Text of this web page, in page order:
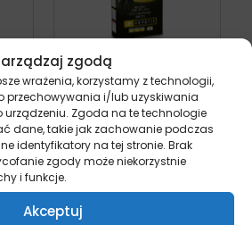
zgodą
wrażenia, korzystamy z technologii,
przechowywania i/lub uzyskiwania
Zgoda na te technologie
dane, takie jak zachowanie podczas
identyfikatory na tej stronie. Brak
zgody może niekorzystnie
i funkcje.
Akceptuj
Purina HP Hepatic –
sucha karma dla
psa 3kg
pies
119,00zł z VAT
Dodaj do koszyka